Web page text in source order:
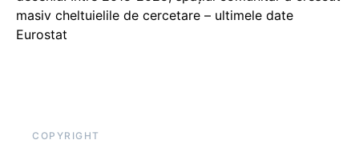
masiv cheltuielile de cercetare – ultimele date
Eurostat
COPYRIGHT